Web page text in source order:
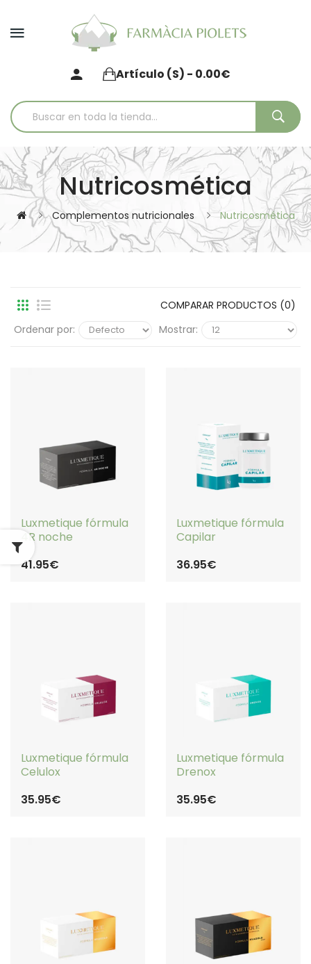
Artículo (s) - 0.00€
Nutricosmética
Complementos nutricionales Nutricosmética
COMPARAR PRODUCTOS (0)
Ordenar por:
Mostrar:
Luxmetique fórmula
4R noche
41.95€
Luxmetique fórmula
Capilar
36.95€
Luxmetique fórmula
Celulox
35.95€
Luxmetique fórmula
Drenox
35.95€